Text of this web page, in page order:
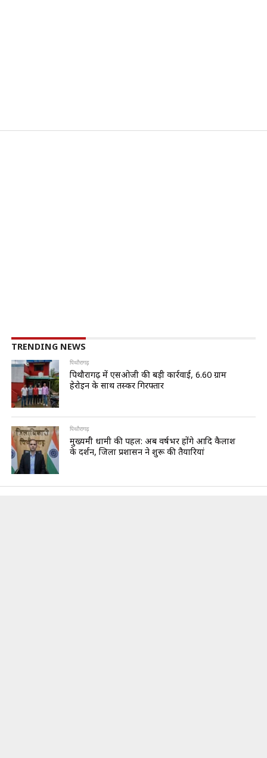
TRENDING NEWS
पिथौरागढ़
पिथौरागढ़ में एसओजी की बड़ी कार्रवाई, 6.60 ग्राम
हेरोइन के साथ तस्कर गिरफ्तार
पिथौरागढ़
मुख्यमंत्री धामी की पहल: अब वर्षभर होंगे आदि कैलाश
के दर्शन, जिला प्रशासन ने शुरू की तैयारियां